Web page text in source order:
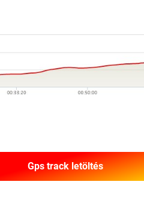
Gps track letöltés